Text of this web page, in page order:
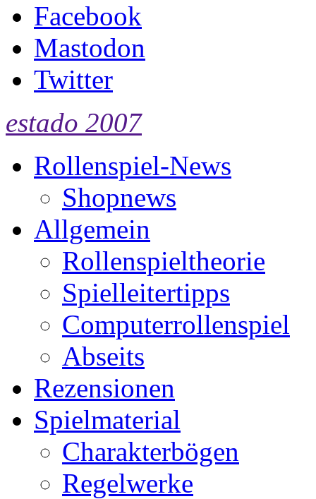
Facebook
Mastodon
Twitter
estado 2007
Rollenspiel-News
Shopnews
Allgemein
Rollenspieltheorie
Spielleitertipps
Computerrollenspiel
Abseits
Rezensionen
Spielmaterial
Charakterbögen
Regelwerke